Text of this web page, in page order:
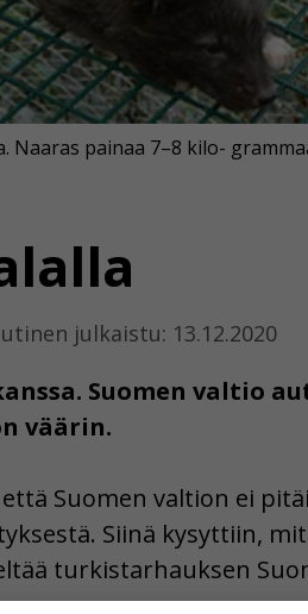
julkaistu: 13.12.2020
Suomen valtio
väärin.
painaa 7–8 kilo-
Suomen valtion ei
Siinä kysyttiin,
turkistarhauksen